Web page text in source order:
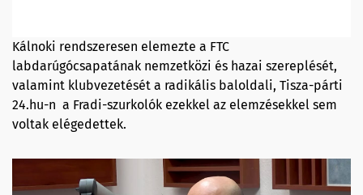
Kálnoki rendszeresen elemezte a FTC
labdarúgócsapatának nemzetközi és hazai szereplését,
valamint klubvezetését a radikális baloldali, Tisza-párti
24.hu-n a Fradi-szurkolók ezekkel az elemzésekkel sem
voltak elégedettek.